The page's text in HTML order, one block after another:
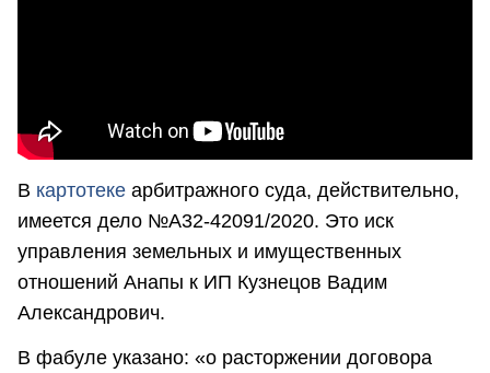
В картотеке арбитражного суда, действительно,
имеется дело №А32-42091/2020. Это иск
управления земельных и имущественных
отношений Анапы к ИП Кузнецов Вадим
Александрович.
В фабуле указано: «о расторжении договора